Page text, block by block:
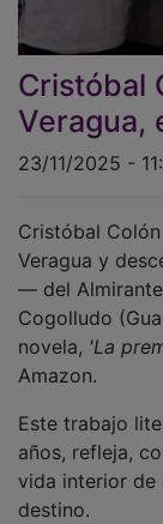
Cristóbal
Veragua,
23/11/2025 -
Veragua y
— del
Cogolludo
novela,'La
Amazon.
años, refleja,
vida interior de
destino.